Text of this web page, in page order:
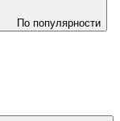
По популярности